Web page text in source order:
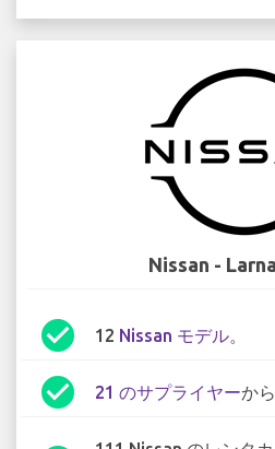
Nissan -
check_circle 12 Nissan モデル。
check_circle 21 のサプライヤーか